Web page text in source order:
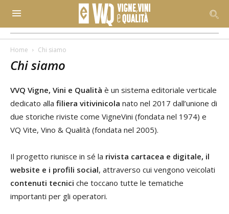
Home Chi siamo
Chi siamo
VVQ Vigne, Vini e Qualità è un sistema editoriale verticale
dedicato alla filiera vitivinicola nato nel 2017 dall’unione di
due storiche riviste come VigneVini (fondata nel 1974) e
VQ Vite, Vino & Qualità (fondata nel 2005).
Il progetto riunisce in sé la rivista cartacea e digitale, il
website e i profili social, attraverso cui vengono veicolati
contenuti tecnici che toccano tutte le tematiche
importanti per gli operatori.